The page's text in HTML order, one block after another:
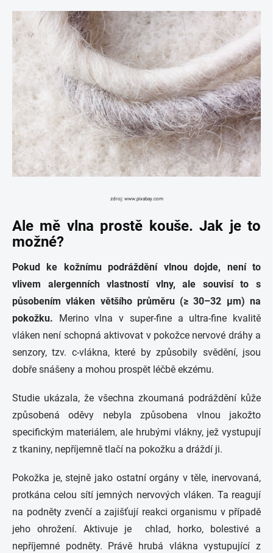
zdroj: www.pixabay.com
Ale mě vlna prostě kouše. Jak je to
možné?
Pokud ke kožnímu podráždění vlnou dojde, není to
vlivem alergenních vlastností vlny, ale souvisí to s
působením vláken většího průměru (≥ 30–32 µm) na
pokožku. Merino vlna v super-fine a ultra-fine kvalitě
vláken není schopná aktivovat v pokožce nervové dráhy a
senzory, tzv. c-vlákna, které by způsobily svědění, jsou
dobře snášeny a mohou prospět léčbě ekzému.
Studie ukázala, že všechna zkoumaná podráždění kůže
způsobená oděvy nebyla způsobena vlnou jakožto
specifickým materiálem, ale hrubými vlákny, jež vystupují
z tkaniny, nepříjemně tlačí na pokožku a dráždí ji.
Pokožka je, stejně jako ostatní orgány v těle, inervovaná,
protkána celou sítí jemných nervových vláken. Ta reagují
na podněty zvenčí a zajišťují reakci organismu v případě
jeho ohrožení. Aktivuje je chlad, horko, bolestivé a
nepříjemné podněty. Právě hrubá vlákna vystupující z